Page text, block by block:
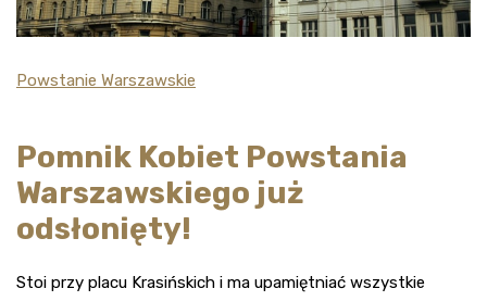
Powstanie Warszawskie
Pomnik Kobiet Powstania
Warszawskiego już
odsłonięty!
Stoi przy placu Krasińskich i ma upamiętniać wszystkie